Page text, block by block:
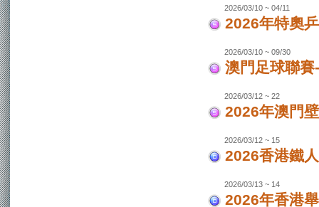
2026/03/10 ~ 04/11
2026年特奧
2026/03/10 ~ 09/30
澳門足球聯
2026/03/12 ~ 22
2026年澳門
2026/03/12 ~ 15
2026香港鐵
2026/03/13 ~ 14
2026年香港